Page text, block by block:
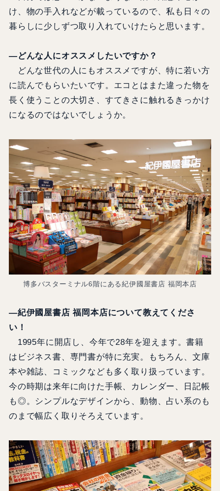
け、物の手入れなどが載っているので、私も日々の
暮らしに少しずつ取り入れていけたらと思います。
―どんな人にオススメしたいですか？
どんな世代の人にもオススメですが、特に若い方
に読んでもらいたいです。エコとはまた違った物を
長く使うことの大切さ、すてきさに触れるきっかけ
になるのではないでしょうか。
博多バスターミナル6階にある紀伊國屋書店 福岡本店
―紀伊國屋書店 福岡本店について教えてくださ
い！
1995年に開店し、今年で28年を迎えます。書籍
はビジネス書、専門書が特に充実。もちろん、文庫
本や雑誌、コミックなども多く取り扱っています。
今の時期は来年に向けた手帳、カレンダー、日記帳
も◎。シンプルなデザインから、動物、占い系のも
のまで幅広く取りそろえています。